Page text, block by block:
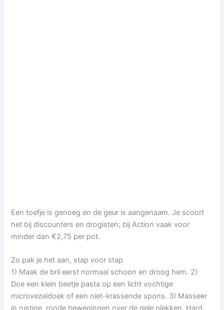
Een toefje is genoeg en de geur is aangenaam. Je scoort
het bij discounters en drogisten; bij Action vaak voor
minder dan €2,75 per pot.
Zo pak je het aan, stap voor stap
1) Maak de bril eerst normaal schoon en droog hem. 2)
Doe een klein beetje pasta op een licht vochtige
microvezeldoek of een niet-krassende spons. 3) Masseer
in rustige, ronde bewegingen over de gele plekken. Hard